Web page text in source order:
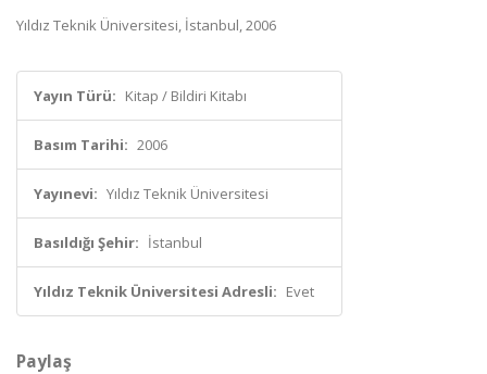
Yıldız Teknik Üniversitesi, İstanbul, 2006
Yayın Türü: Kitap / Bildiri Kitabı
Basım Tarihi: 2006
Yayınevi: Yıldız Teknik Üniversitesi
Basıldığı Şehir: İstanbul
Yıldız Teknik Üniversitesi Adresli: Evet
Paylaş